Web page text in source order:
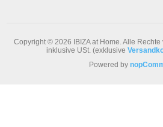
Copyright © 2026 IBIZA at Home. Alle
inklusive USt. (exklusive
Powered by